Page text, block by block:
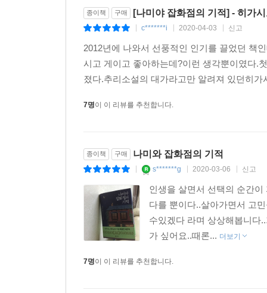
종이책 구매 [나미야 잡화점의 기적] - 히가
c*******i 2020-04-03 신고
2012년에 나와서 선풍적인 인기를 끌었던 책
시고 게이고 좋아하는데?이런 생각뿐이였다.
졌다.추리소설의 대가라고만 알려져 있던히
7명이 이 리뷰를 추천합니다.
종이책 구매 나미와 잡화점의 기적
s*******g 2020-03-06 신고
인생을 살면서 선택의 순간
다를 뿐이다..살아가면서 고
수있겠다 라며 상상해봅니다
가 싶어요..때론... 더보기
7명이 이 리뷰를 추천합니다.